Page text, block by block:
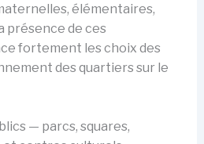
élémentaires,
présence de ces
fortement les choix des
des quartiers sur le
— parcs, squares,